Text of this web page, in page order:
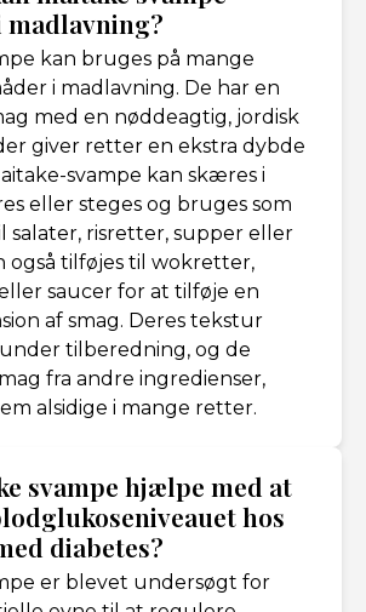
madlavning?
kan bruges på mange
i madlavning. De har en
med en nøddeagtig, jordisk
giver retter en ekstra dybde
svampe kan skæres i
eller steges og bruges som
salater, risretter, supper eller
også tilføjes til wokretter,
saucer for at tilføje en
af smag. Deres tekstur
tilberedning, og de
fra andre ingredienser,
alsidige i mange retter.
svampe hjælpe med at
hos
diabetes?
er blevet undersøgt for